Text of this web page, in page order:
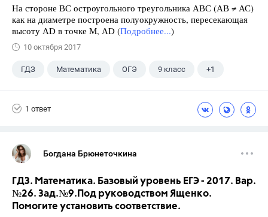
На стороне ВС остроугольного треугольника АВС (АВ ≠ АС)
как на диаметре построена полуокружность, пересекающая
высоту АD в точке М, АD (Подробнее...)
10 октября 2017
ГДЗ Математика ОГЭ 9 класс +1
1 ответ
Богдана Брюнеточкина
ГДЗ. Математика. Базовый уровень ЕГЭ - 2017. Вар.
№26. Зад.№9.Под руководством Ященко.
Помогите установить соответствие.